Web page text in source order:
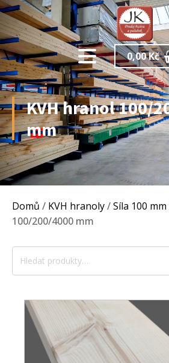
0,00Kč
KVH hranol 100/
mm
Domů / KVH hranoly/Síla 100 mm
100/200/4000 mm
Hledat: